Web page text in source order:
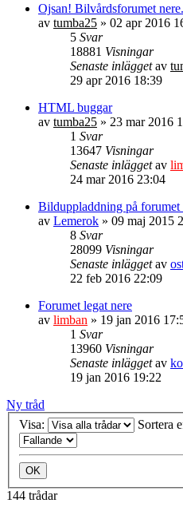
Ojsan! Bilvårdsforumet nere.
av tumba25 » 02 apr 2016
5 Svar
18881 Visningar
Senaste inläggetav
29 apr 2016 18:39
HTML buggar
av tumba25 » 23 mar 2016
1 Svar
13647 Visningar
Senaste inläggetav
24 mar 2016 23:04
Bilduppladdning på forumet
av Lemerok » 09 maj 2015
8 Svar
28099 Visningar
Senaste inläggetav
22 feb 2016 22:09
Forumet legat nere
av limban » 19 jan 2016
1 Svar
13960 Visningar
Senaste inläggetav
19 jan 2016 19:22
Ny tråd
Visa:
Sortera
144 trådar